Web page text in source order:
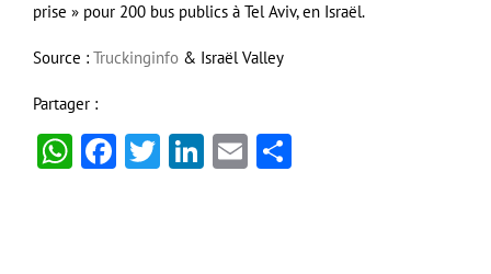
prise » pour 200 bus publics à Tel Aviv, en Israël.
Source : Truckinginfo & Israël Valley
Partager :
WhatsApp
Facebook
Twitter
LinkedIn
Email